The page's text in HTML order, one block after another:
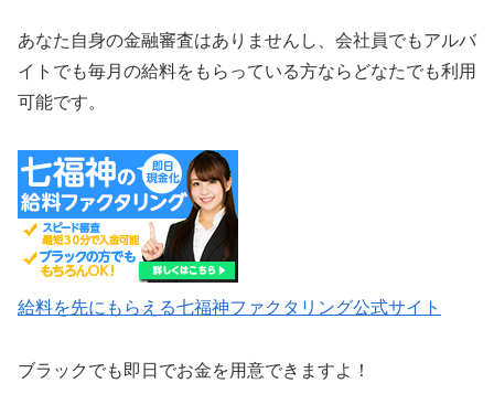
あなた自身の金融審査はありませんし、会社員でもアルバ
イトでも毎月の給料をもらっている方ならどなたでも利用
可能です。
給料を先にもらえる七福神ファクタリング公式サイト
ブラックでも即日でお金を用意できますよ！